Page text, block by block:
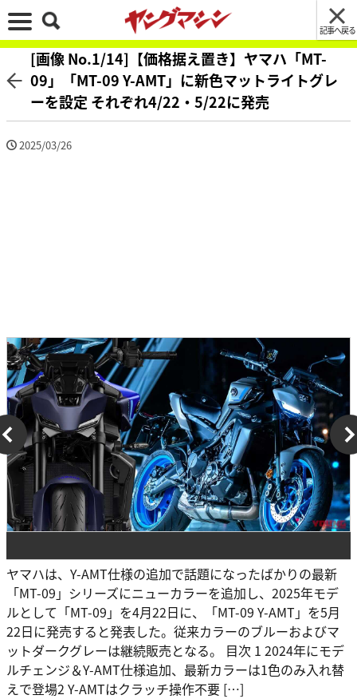
記事へ戻る
[画像 No.1/14]【価格据え置き】ヤマハ「MT-
09」「MT-09 Y-AMT」に新色マットライトグレ
ーを設定 それぞれ4/22・5/22に発売
2025/03/26
ヤマハは、Y-AMT仕様の追加で話題になったばかりの最新
「MT-09」シリーズにニューカラーを追加し、2025年モデ
ルとして「MT-09」を4月22日に、「MT-09 Y-AMT」を5月
22日に発売すると発表した。従来カラーのブルーおよびマ
ットダークグレーは継続販売となる。 目次 1 2024年にモデ
ルチェンジ＆Y-AMT仕様追加、最新カラーは1色のみ入れ替
えで登場2 Y-AMTはクラッチ操作不要 […]